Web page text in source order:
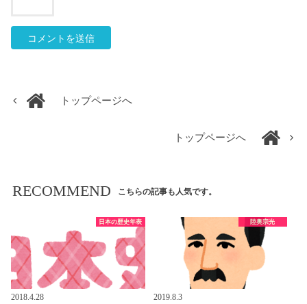
トップページへ
トップページへ
RECOMMEND こちらの記事も人気です。
日本の歴史年表
2018.4.28
陸奥宗光
2019.8.3